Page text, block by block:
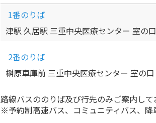
1番のりば
津駅 久居駅 三重中央医療センター 室の
2番のりば
榊原車庫前 三重中央医療センター 室の
路線バスののりば及び行先のみご案内して
※予約制高速バス、コミュニティバス、